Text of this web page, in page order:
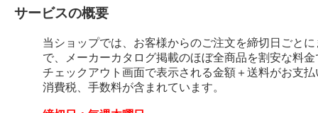
サービスの概要
当ショップでは、お客様からのご注文を締切日ごと
で、メーカーカタログ掲載のほぼ全商品を割安な料
チェックアウト画面で表示される金額＋送料がお支
消費税、手数料が含まれています。